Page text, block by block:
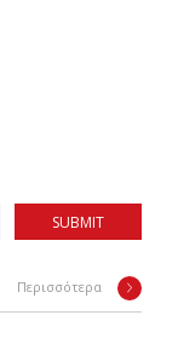
SUBMIT
Περισσότερα